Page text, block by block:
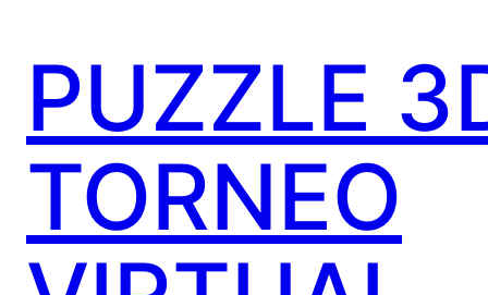
PUZZLE
TORNEO